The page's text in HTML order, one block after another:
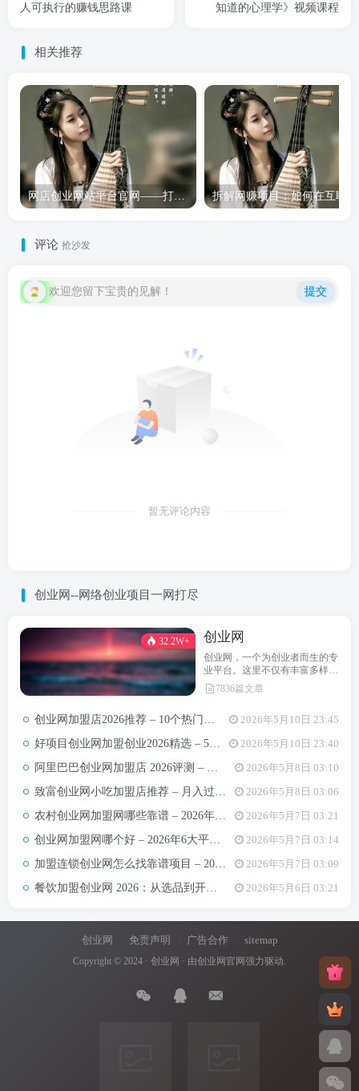
人可执行的赚钱思路课
知道的心理学》视频课程
相关推荐
网店创业网站平台官网——打造属于你的电商帝国
评论 抢沙发
欢迎您留下宝贵的见解！ 提交
暂无评论内容
创业网--网络创业项目一网打尽
32.2W+ 创业网
创业网，一个为创业者而生的专
业平台。这里不仅有丰富多样的
创业项目，还提供最新的创业资
讯和实用的创业指导。无论你是
富的创业达人，创业网都能为你
梦想。
7836篇文章
创业网加盟店2026推荐 – 10个热门项目月收益3-8万元真实对比 2026年5月10日 23:45
好项目创业网加盟创业2026精选 – 5万内热门项目月入3万攻略 2026年5月10日 23:40
阿里巴巴创业网加盟店 2026评测 – 哪些项目值得加盟+真实费用全解析 2026年5月8日 03:10
致富创业网小吃加盟店推荐 – 月入过万的6类小吃项目及选址避坑要点 2026年5月8日 03:06
农村创业网加盟网哪些靠谱 – 2026年5大平台测评与避坑手册 2026年5月7日 03:21
创业网加盟网哪个好 – 2026年6大平台实测对比与选择建议 2026年5月7日 03:14
加盟连锁创业网怎么找靠谱项目 – 2026年避坑指南与推荐平台 2026年5月7日 03:09
餐饮加盟创业网 2026：从选品到开店，10万以内最值得加盟的7个餐饮品类 2026年5月6日 03:21
创业网 免责声明 广告合作 sitemap
Copyright © 2024 · 创业网 · 由创业网官网 强力驱动.